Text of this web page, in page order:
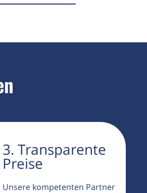
3. Transparente
Preise
Unsere kompetenten Partner